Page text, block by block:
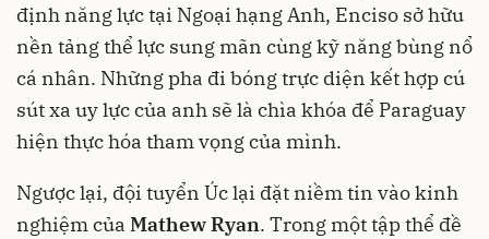
định năng lực tại Ngoại hạng Anh, Enciso sở hữu
nền tảng thể lực sung mãn cùng kỹ năng bùng nổ
cá nhân. Những pha đi bóng trực diện kết hợp cú
sút xa uy lực của anh sẽ là chìa khóa để Paraguay
hiện thực hóa tham vọng của mình.
Ngược lại, đội tuyển Úc lại đặt niềm tin vào kinh
nghiệm của Mathew Ryan. Trong một tập thể đề